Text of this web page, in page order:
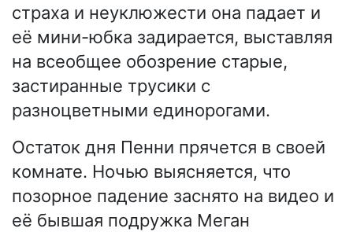
страха и неуклюжести она падает и
её мини-юбка задирается, выставляя
на всеобщее обозрение старые,
застиранные трусики с
разноцветными единорогами.
Остаток дня Пенни прячется в своей
комнате. Ночью выясняется, что
позорное падение заснято на видео и
её бывшая подружка Меган